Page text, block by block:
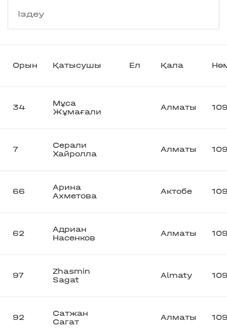
Орын Қатысушы Ел Қала
34
Мұса
Жұмағали
Алматы
7
Серали
Хайролла
Алматы
66
Арина
Ахметова
Актобе
62
Адриан
Насенков
Алматы
97
Zhasmin
Sagat
Almaty
92
Сатжан
Сагат
Алматы